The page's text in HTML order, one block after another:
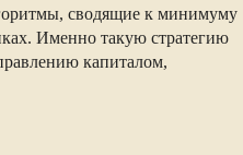
сводящие к минимуму
Именно такую стратегию
капиталом,